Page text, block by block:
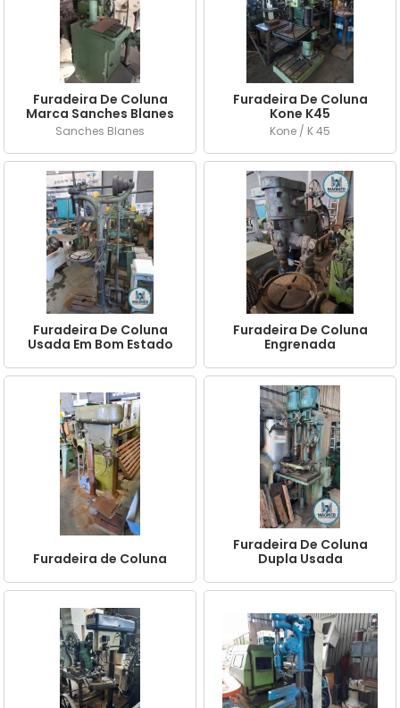
Furadeira De Coluna
Marca Sanches Blanes
Sanches Blanes
Furadeira De Coluna
Kone K45
Kone / K 45
Furadeira De Coluna
Usada Em Bom Estado
Furadeira De Coluna
Engrenada
Furadeira de Coluna
Furadeira De Coluna
Dupla Usada